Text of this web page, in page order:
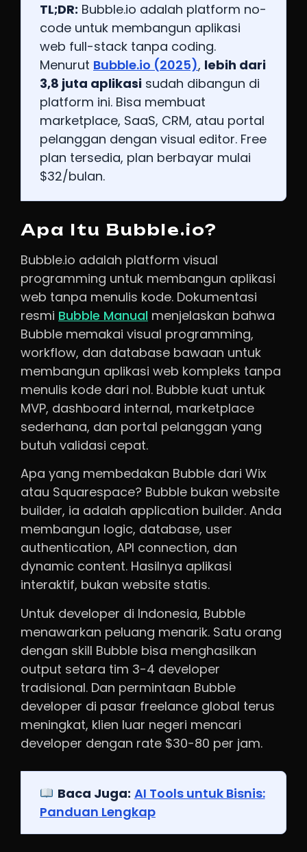
TL;DR: Bubble.io adalah platform no-
code untuk membangun aplikasi
web full-stack tanpa coding.
Menurut Bubble.io (2025), lebih dari
3,8 juta aplikasi sudah dibangun di
platform ini. Bisa membuat
marketplace, SaaS, CRM, atau portal
pelanggan dengan visual editor. Free
plan tersedia, plan berbayar mulai
$32/bulan.
Apa Itu Bubble.io?
Bubble.io adalah platform visual
programming untuk membangun aplikasi
web tanpa menulis kode. Dokumentasi
resmi Bubble Manual menjelaskan bahwa
Bubble memakai visual programming,
workflow, dan database bawaan untuk
membangun aplikasi web kompleks tanpa
menulis kode dari nol. Bubble kuat untuk
MVP, dashboard internal, marketplace
sederhana, dan portal pelanggan yang
butuh validasi cepat.
Apa yang membedakan Bubble dari Wix
atau Squarespace? Bubble bukan website
builder, ia adalah application builder. Anda
membangun logic, database, user
authentication, API connection, dan
dynamic content. Hasilnya aplikasi
interaktif, bukan website statis.
Untuk developer di Indonesia, Bubble
menawarkan peluang menarik. Satu orang
dengan skill Bubble bisa menghasilkan
output setara tim 3-4 developer
tradisional. Dan permintaan Bubble
developer di pasar freelance global terus
meningkat, klien luar negeri mencari
developer dengan rate $30-80 per jam.
Baca Juga: AI Tools untuk Bisnis:
Panduan Lengkap